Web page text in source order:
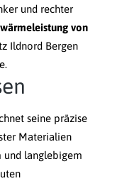
und rechter
von
Ildnord Bergen
seine präzise
Materialien
und langlebigem